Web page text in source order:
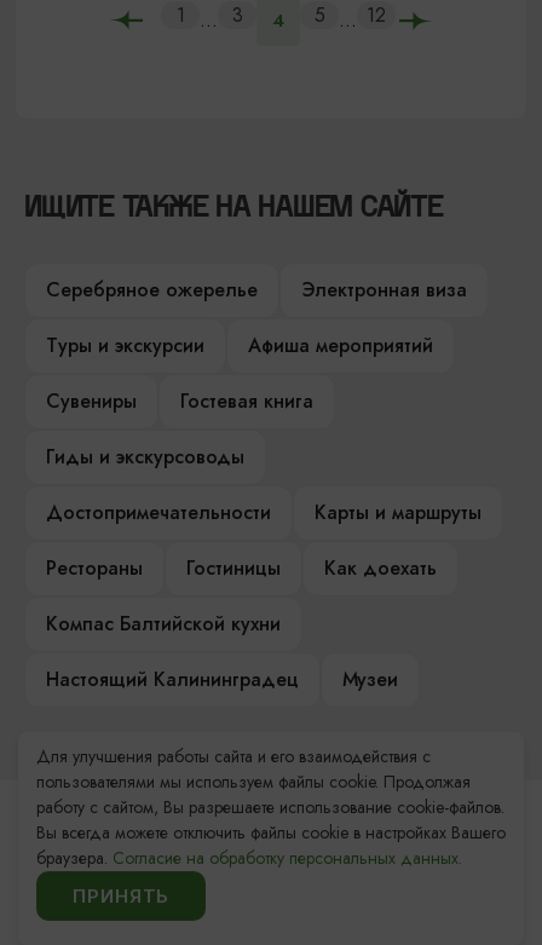
1 ... 3 4 5 ... 12
ИЩИТЕ ТАКЖЕ НА НАШЕМ САЙТЕ
Серебряное ожерелье
Электронная виза
Туры и экскурсии
Афиша мероприятий
Сувениры
Гостевая книга
Гиды и экскурсоводы
Достопримечательности
Карты и маршруты
Рестораны
Гостиницы
Как доехать
Компас Балтийской кухни
Настоящий Калининградец
Музеи
Контакты Туристского
информационного центра
+7 (4012) 555-200
Для улучшения работы сайта и его взаимодействия с
пользователями мы используем файлы cookie. Продолжая
работу с сайтом, Вы разрешаете использование cookie-файлов.
Вы всегда можете отключить файлы cookie в настройках Вашего
браузера. Согласие на обработку персональных данных.
ПРИНЯТЬ